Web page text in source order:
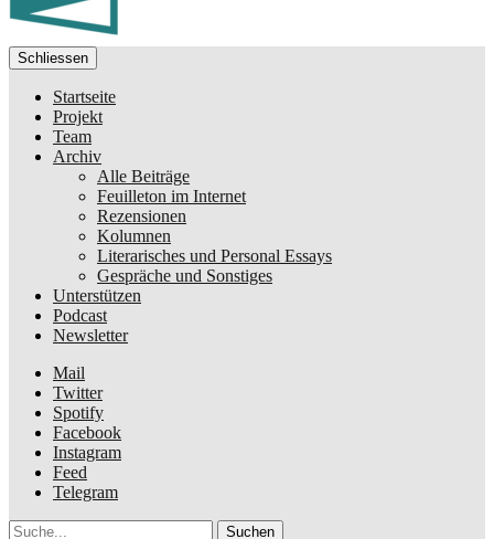
Schliessen
Startseite
Projekt
Team
Archiv
Alle Beiträge
Feuilleton im Internet
Rezensionen
Kolumnen
Literarisches und Personal Essays
Gespräche und Sonstiges
Unterstützen
Podcast
Newsletter
Mail
Twitter
Spotify
Facebook
Instagram
Feed
Telegram
Suche